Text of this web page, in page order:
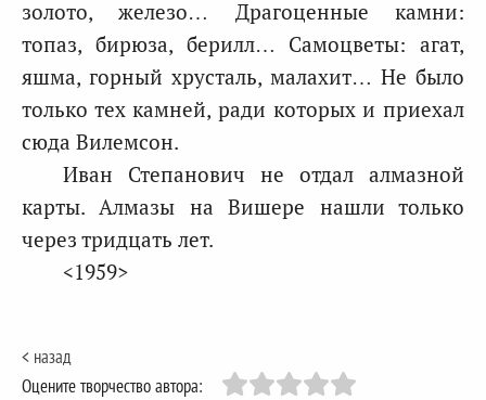
золото, железо… Драгоценные камни:
топаз, бирюза, берилл… Самоцветы: агат,
яшма, горный хрусталь, малахит… Не было
только тех камней, ради которых и приехал
сюда Вилемсон.
Иван Степанович не отдал алмазной
карты. Алмазы на Вишере нашли только
через тридцать лет.
<1959>
< назад
Оцените творчество автора: